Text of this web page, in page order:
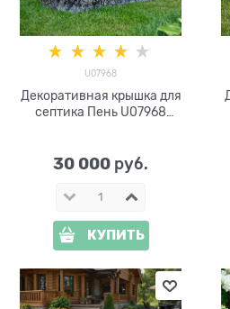
U07968
Декоративная крышка для
септика Пень U07968
30 000 руб.
КУПИТЬ